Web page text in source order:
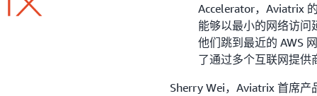
Accelerator，Aviatrix
能够以最小的网络访问
他们跳到最近的 AWS
了通过多个互联网提供
Sherry Wei，Aviatrix 首席产